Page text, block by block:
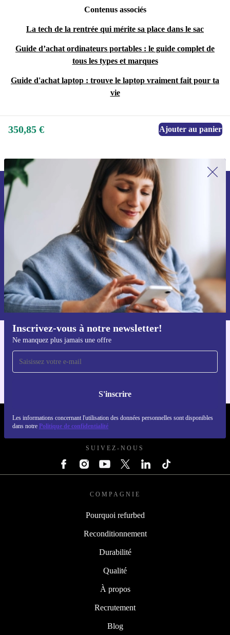
Contenus associés
La tech de la rentrée qui mérite sa place dans le sac
Guide d’achat ordinateurs portables : le guide complet de
tous les types et marques
Guide d'achat laptop : trouve le laptop vraiment fait pour ta
vie
350,85 € Ajouter au panier
Inscrivez-vous à notre newsletter!
Ne manquez plus jamais une offre
S'inscrire
Les informations concernant l'utilisation des données personnelles sont disponibles
dans notre Politique de confidentialité
Recevoir offres et infos de refurbed
par mail
Ne manquez plus aucune offre.
S'inscrire
Retrouvez les informations sur l'utilisation des données personnelles
dans notrepolitique de confidentialité.
Téléchargez l'application refurbed
Pour iOS et Android
REFURBED FRANCE - RETHINK NEW.
SUIVEZ-NOUS
COMPAGNIE
Pourquoi refurbed
Reconditionnement
Durabilité
Qualité
À propos
Recrutement
Blog